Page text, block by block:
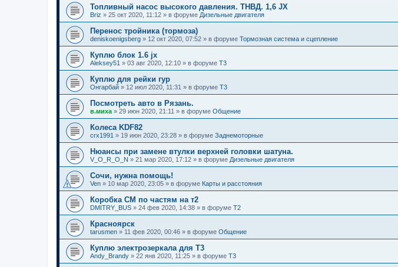
Топливный насос высокого давления. ТНВД. 1,6 JX
Briz » 25 окт 2020, 11:12 » в форуме Дизельные двигателя
Перенос тройника (тормоза)
deniskoenigsberg » 12 окт 2020, 07:52 » в форуме Тормозная система и сцепление
Куплю блок 1.6 jx
Aleksey51 » 03 авг 2020, 12:10 » в форуме T3
Куплю для рейки гур
Онгарбай » 12 июл 2020, 11:31 » в форуме T3
Посмотреть авто в Рязань.
в.миха » 29 июн 2020, 21:11 » в форуме Общение
Колеса KDF82
crx1991 » 19 июн 2020, 23:28 » в форуме Заднемоторные
Нюансы при замене втулки верхней головки шатуна.
V_O_R_O_N » 21 мар 2020, 17:12 » в форуме Дизельные двигателя
Сочи, нужна помощь!
Ven » 10 мар 2020, 23:05 » в форуме Карты и расстояния
Коробка СМ по частям на т2
DMITRY_BUS » 24 фев 2020, 14:38 » в форуме T2
Красноярск
tarusmen » 11 фев 2020, 00:46 » в форуме Общение
Куплю электрозеркала для Т3
Andy_Brandy » 22 янв 2020, 11:25 » в форуме T3